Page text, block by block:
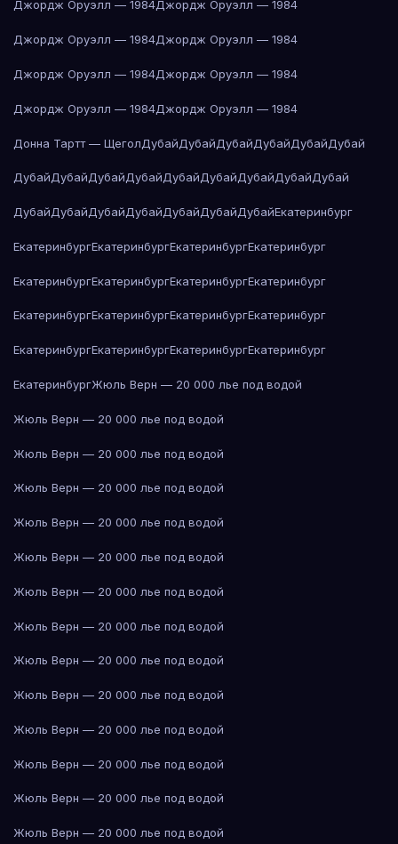
Джордж Оруэлл — 1984Джордж Оруэлл — 1984
Джордж Оруэлл — 1984Джордж Оруэлл — 1984
Джордж Оруэлл — 1984Джордж Оруэлл — 1984
Джордж Оруэлл — 1984Джордж Оруэлл — 1984
Донна Тартт — ЩеголДубайДубайДубайДубайДубайДубай
ДубайДубайДубайДубайДубайДубайДубайДубайДубай
ДубайДубайДубайДубайДубайДубайДубайЕкатеринбург
ЕкатеринбургЕкатеринбургЕкатеринбургЕкатеринбург
ЕкатеринбургЕкатеринбургЕкатеринбургЕкатеринбург
ЕкатеринбургЕкатеринбургЕкатеринбургЕкатеринбург
ЕкатеринбургЕкатеринбургЕкатеринбургЕкатеринбург
ЕкатеринбургЖюль Верн — 20 000 лье под водой
Жюль Верн — 20 000 лье под водой
Жюль Верн — 20 000 лье под водой
Жюль Верн — 20 000 лье под водой
Жюль Верн — 20 000 лье под водой
Жюль Верн — 20 000 лье под водой
Жюль Верн — 20 000 лье под водой
Жюль Верн — 20 000 лье под водой
Жюль Верн — 20 000 лье под водой
Жюль Верн — 20 000 лье под водой
Жюль Верн — 20 000 лье под водой
Жюль Верн — 20 000 лье под водой
Жюль Верн — 20 000 лье под водой
Жюль Верн — 20 000 лье под водой